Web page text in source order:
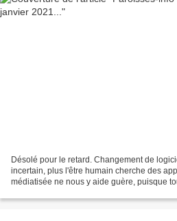
Désolé pour le retard. Changement de
incertain, plus l'être humain cherche des
médiatisée ne nous y aide guère, puisque